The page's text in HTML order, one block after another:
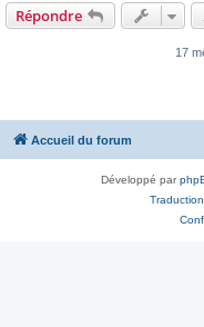
Répondre
17
Accueil du forum
Développé par